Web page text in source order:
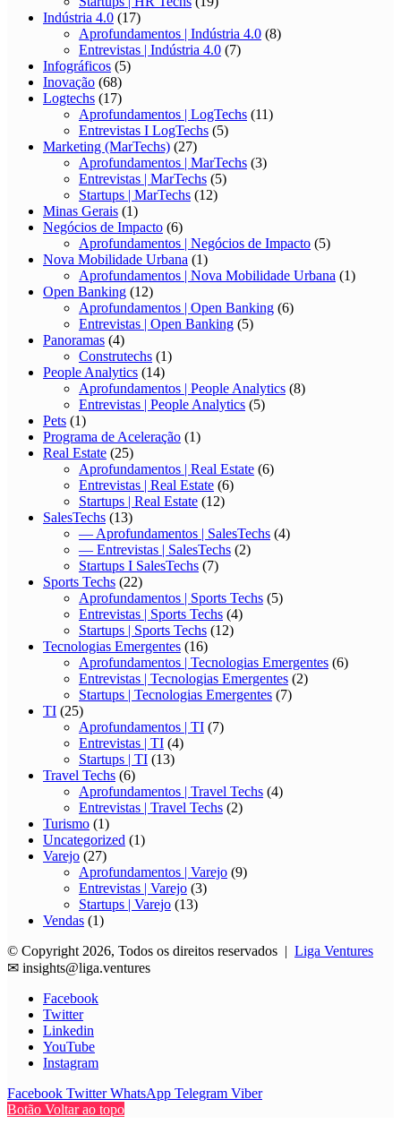
Indústria 4.0 (17)
Aprofundamentos | Indústria 4.0 (8)
Entrevistas | Indústria 4.0 (7)
Infográficos (5)
Inovação (68)
Logtechs (17)
Aprofundamentos | LogTechs (11)
Entrevistas I LogTechs (5)
Marketing (MarTechs) (27)
Aprofundamentos | MarTechs (3)
Entrevistas | MarTechs (5)
Startups | MarTechs (12)
Minas Gerais (1)
Negócios de Impacto (6)
Aprofundamentos | Negócios de Impacto (5)
Nova Mobilidade Urbana (1)
Aprofundamentos | Nova Mobilidade Urbana (1)
Open Banking (12)
Aprofundamentos | Open Banking (6)
Entrevistas | Open Banking (5)
Panoramas (4)
Construtechs (1)
People Analytics (14)
Aprofundamentos | People Analytics (8)
Entrevistas | People Analytics (5)
Pets (1)
Programa de Aceleração (1)
Real Estate (25)
Aprofundamentos | Real Estate (6)
Entrevistas | Real Estate (6)
Startups | Real Estate (12)
SalesTechs (13)
— Aprofundamentos | SalesTechs (4)
— Entrevistas | SalesTechs (2)
Startups I SalesTechs (7)
Sports Techs (22)
Aprofundamentos | Sports Techs (5)
Entrevistas | Sports Techs (4)
Startups | Sports Techs (12)
Tecnologias Emergentes (16)
Aprofundamentos | Tecnologias Emergentes (6)
Entrevistas | Tecnologias Emergentes (2)
Startups | Tecnologias Emergentes (7)
TI (25)
Aprofundamentos | TI (7)
Entrevistas | TI (4)
Startups | TI (13)
Travel Techs (6)
Aprofundamentos | Travel Techs (4)
Entrevistas | Travel Techs (2)
Turismo (1)
Uncategorized (1)
Varejo (27)
Aprofundamentos | Varejo (9)
Entrevistas | Varejo (3)
Startups | Varejo (13)
Vendas (1)
© Copyright 2026, Todos os direitos reservados | Liga Ventures
✉ insights@liga.ventures
Facebook
Twitter
Linkedin
YouTube
Instagram
Facebook Twitter WhatsApp Telegram Viber
Botão Voltar ao topo